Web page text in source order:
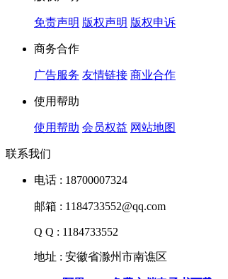
免责声明 版权声明 版权申诉
商务合作
广告服务 友情链接 商业合作
使用帮助
使用帮助 会员权益 网站地图
联系我们
电话 : 18700007324
邮箱 : 1184733552@qq.com
Q Q : 1184733552
地址 : 安徽省滁州市南谯区